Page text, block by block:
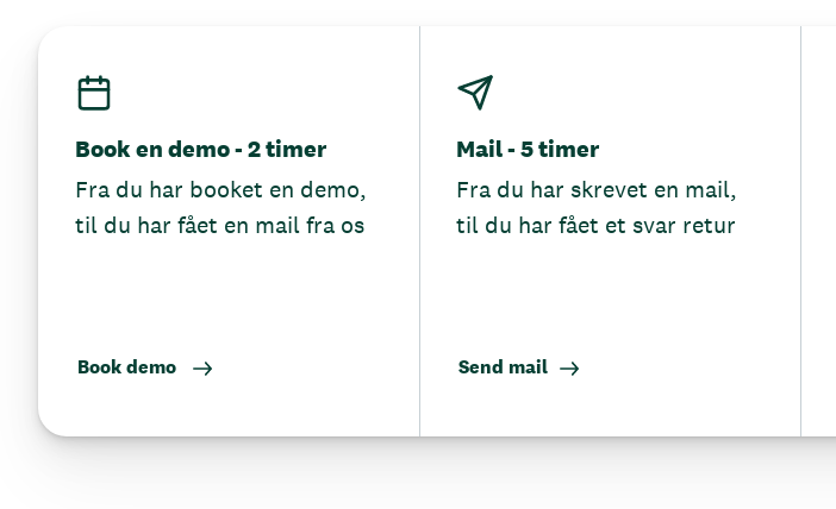
Book en demo - 2 timer
Fra du har booket en demo,
til du har fået en mail fra os
Book demo
Mail - 5 timer
Fra du har skrevet en mail,
til du har fået et svar retur
Send mail